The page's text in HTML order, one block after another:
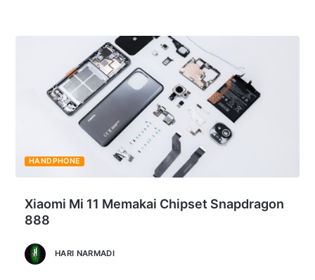
Xiaomi Mi 11 Memakai Chipset Snapdragon
888
HARI NARMADI
HANDPHONE